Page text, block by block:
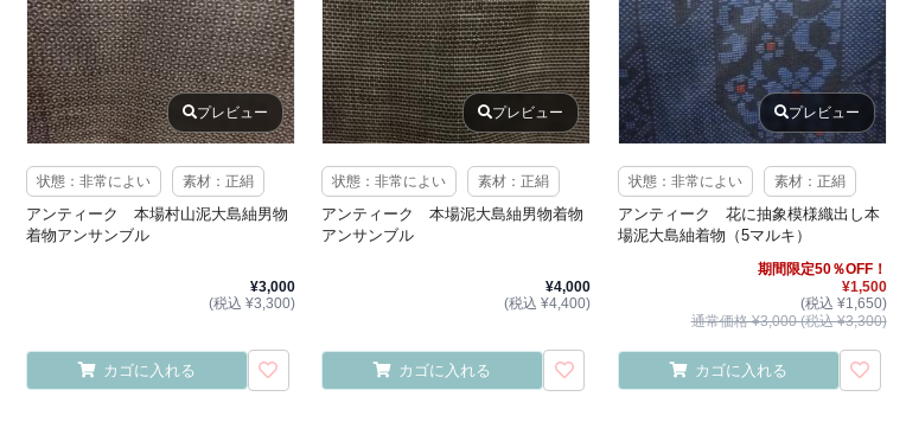
プレビュー
状態：非常によい 素材：正絹
アンティーク 本場村山泥大島紬男物
着物アンサンブル
¥3,000
(税込 ¥3,300)
カゴに入れる
プレビュー
状態：非常によい 素材：正絹
アンティーク 本場泥大島紬男物着物
アンサンブル
¥4,000
(税込 ¥4,400)
カゴに入れる
プレビュー
状態：非常によい 素材：正絹
アンティーク 花に抽象模様織出し本
場泥大島紬着物（5マルキ）
期間限定50％OFF！
¥1,500
(税込 ¥1,650)
通常価格 ¥3,000 (税込 ¥3,300)
カゴに入れる